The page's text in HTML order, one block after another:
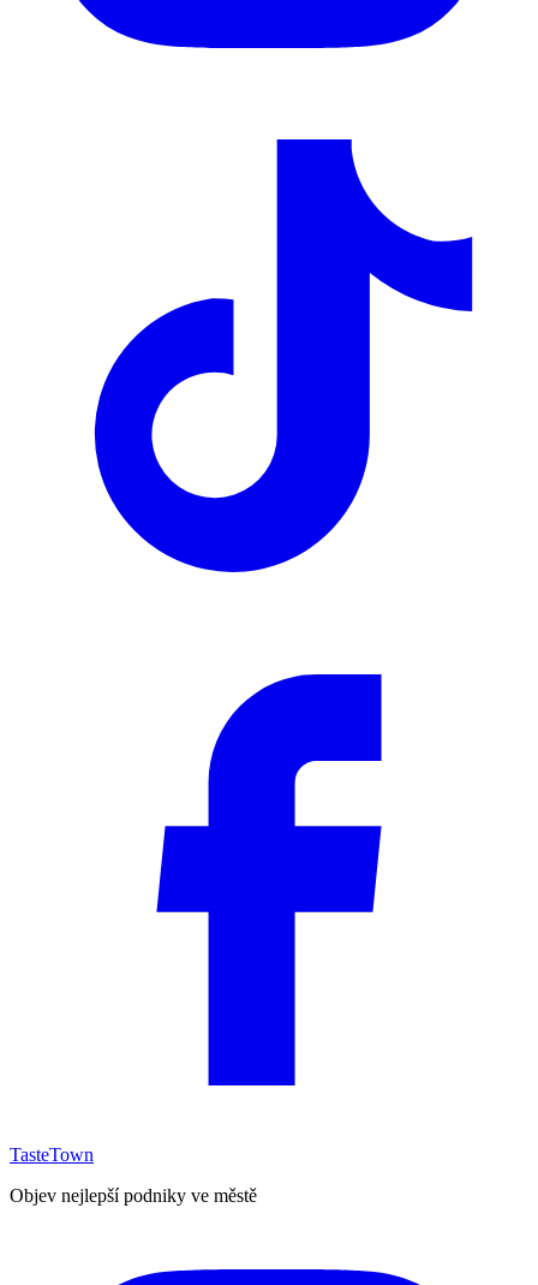
TasteTown
Objev nejlepší podniky ve městě